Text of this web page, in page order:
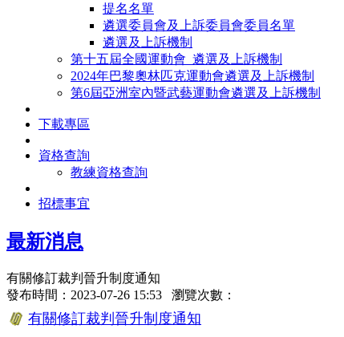
提名名單
遴選委員會及上訴委員會委員名單
遴選及上訴機制
第十五屆全國運動會_遴選及上訴機制
2024年巴黎奧林匹克運動會遴選及上訴機制
第6屆亞洲室內暨武藝運動會遴選及上訴機制
下載專區
資格查詢
教練資格查詢
招標事宜
最新消息
有關修訂裁判晉升制度通知
發布時間：2023-07-26 15:53 瀏覽次數：
有關修訂裁判晉升制度通知